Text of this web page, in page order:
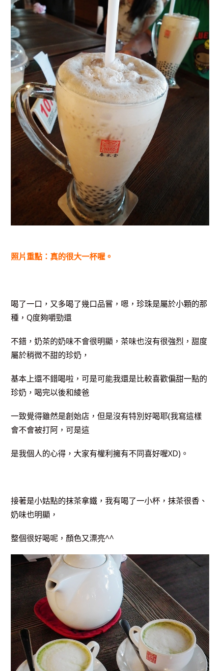
照片重點：真的很大一杯喔。
喝了一口，又多喝了幾口品嘗，嗯，珍珠是屬於小顆的那
種，Q度夠嚼勁還
不錯，奶茶的奶味不會很明顯，茶味也沒有很強烈，甜度
屬於稍微不甜的珍奶，
基本上還不錯喝啦，可是可能我還是比較喜歡偏甜一點的
珍奶，喝完以後和綾爸
一致覺得雖然是創始店，但是沒有特別好喝耶(我寫這樣
會不會被打阿，可是這
是我個人的心得，大家有權利擁有不同喜好喔XD)。
接著是小姑點的抹茶拿鐵，我有喝了一小杯，抹茶很香、
奶味也明顯，
整個很好喝呢，顏色又漂亮^^